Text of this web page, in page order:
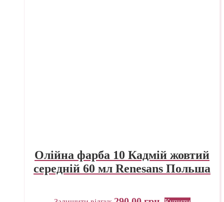
Олійна фарба 10 Кадмій жовтий
середній 60 мл Renesans Польша